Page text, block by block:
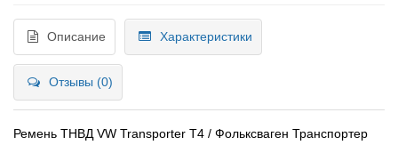
Описание Характеристики
Отзывы (0)
Ремень ТНВД VW Transporter T4 / Фольксваген Транспортер